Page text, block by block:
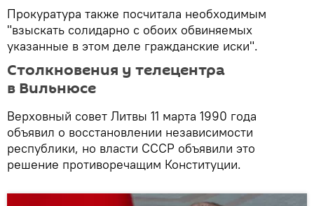
Прокуратура также посчитала необходимым
"взыскать солидарно с обоих обвиняемых
указанные в этом деле гражданские иски".
Столкновения у телецентра
в Вильнюсе
Верховный совет Литвы 11 марта 1990 года
объявил о восстановлении независимости
республики, но власти СССР объявили это
решение противоречащим Конституции.